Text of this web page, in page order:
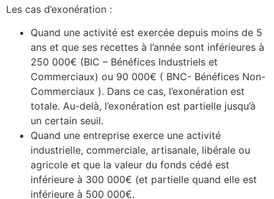
Les cas d’exonération :
Quand une activité est exercée depuis moins de 5
ans et que ses recettes à l’année sont inférieures à
250 000€ (BIC – Bénéfices Industriels et
Commerciaux) ou 90 000€ ( BNC- Bénéfices Non-
Commerciaux ). Dans ce cas, l’exonération est
totale. Au-delà, l’exonération est partielle jusqu’à
un certain seuil.
Quand une entreprise exerce une activité
industrielle, commerciale, artisanale, libérale ou
agricole et que la valeur du fonds cédé est
inférieure à 300 000€ (et partielle quand elle est
inférieure à 500 000€.